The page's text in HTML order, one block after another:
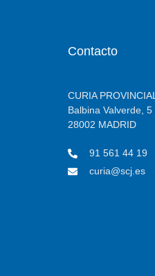
Contacto
CURIA PROVINCIAL
Balbina Valverde, 5
28002 MADRID
91 561 44 19
curia@scj.es